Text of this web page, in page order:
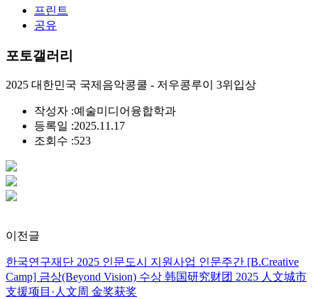
프린트
공유
포토갤러리
2025 대한민국 국제음악콩쿨 - 저우콩루이 3위입상
작성자 :예술미디어융합학과
등록일 :2025.11.17
조회수 :523
이전글
한국연구재단 2025 인문도시 지원사업 인문주간 [B.Creative
Camp] 금상(Beyond Vision) 수상 韩国研究财团 2025 人文城市
支援项目·人文周 金奖获奖